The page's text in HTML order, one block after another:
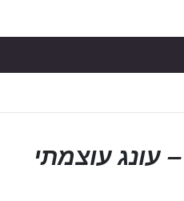
עונג עוצמתי